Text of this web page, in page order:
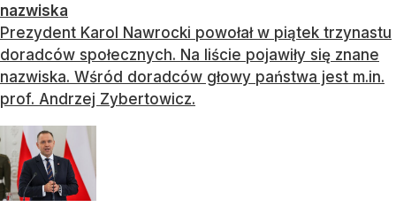
nazwiska
Prezydent Karol Nawrocki powołał w piątek trzynastu
doradców społecznych. Na liście pojawiły się znane
nazwiska. Wśród doradców głowy państwa jest m.in.
prof. Andrzej Zybertowicz.